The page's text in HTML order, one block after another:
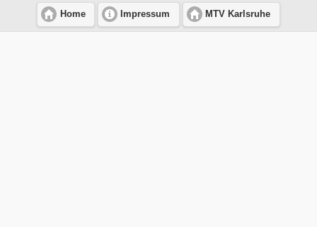
Home Impressum MTV Karlsruhe